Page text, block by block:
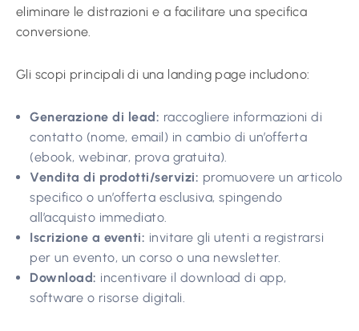
eliminare le distrazioni e a facilitare una specifica
conversione.
Gli scopi principali di una landing page includono:
Generazione di lead: raccogliere informazioni di
contatto (nome, email) in cambio di un’offerta
(ebook, webinar, prova gratuita).
Vendita di prodotti/servizi: promuovere un articolo
specifico o un’offerta esclusiva, spingendo
all’acquisto immediato.
Iscrizione a eventi: invitare gli utenti a registrarsi
per un evento, un corso o una newsletter.
Download: incentivare il download di app,
software o risorse digitali.